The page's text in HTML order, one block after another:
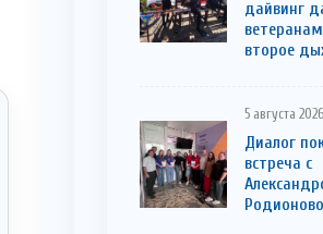
дайвинг
второе
5 августа
Диалог
встреча с